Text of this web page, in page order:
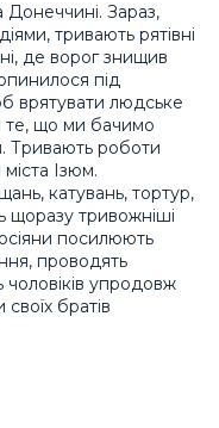
Зараз,
тривають рятівні
де ворог знищив
під
врятувати людське
те, що ми бачимо
Тривають роботи
міста Ізюм.
катувань, тортур,
щоразу тривожніші
посилюють
проводять
чоловіків упродовж
братів